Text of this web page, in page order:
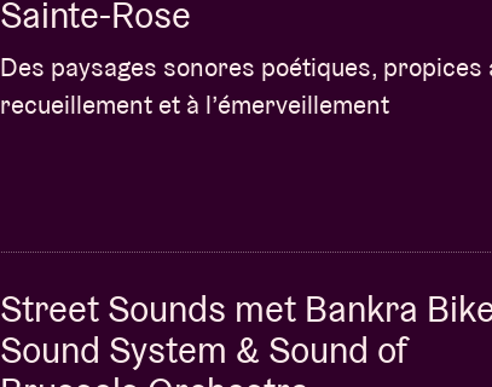
Sainte-Rose
Des paysages sonores poétiques, propices
recueillement et à l’émerveillement
Street Sounds met Bankra
Sound System & Sound of